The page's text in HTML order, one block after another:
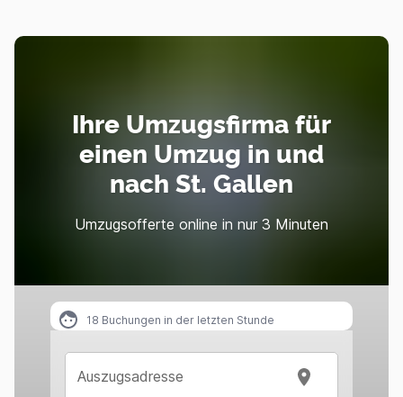
Ihre Umzugsfirma für
einen Umzug in und
nach St. Gallen
Umzugsofferte online in nur 3 Minuten
18 Buchungen in der letzten Stunde
Auszugsadresse